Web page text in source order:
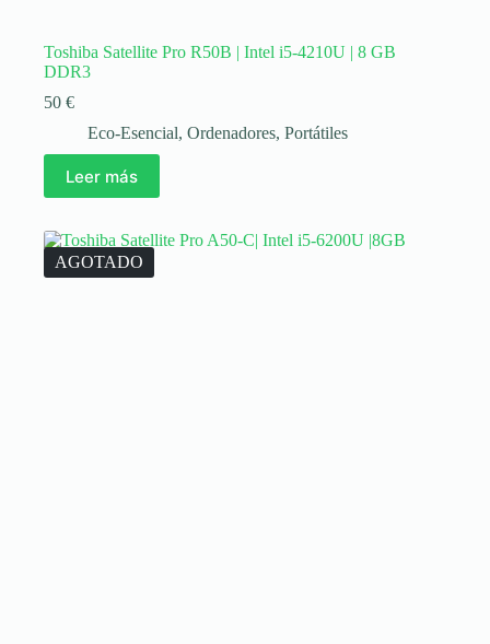
Toshiba Satellite Pro R50B | Intel i5-4210U | 8 GB
DDR3
50 €
Eco-Esencial, Ordenadores, Portátiles
Leer más
AGOTADO